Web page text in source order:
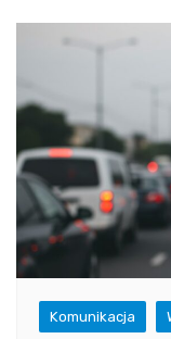
Komunikacja